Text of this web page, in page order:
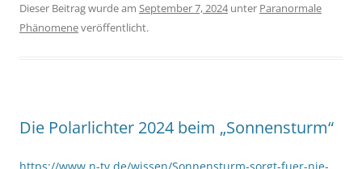
Dieser Beitrag wurde am September 7, 2024unter Paranormale
Phänomeneveröffentlicht.
Die Polarlichter 2024 beim „Sonnensturm“